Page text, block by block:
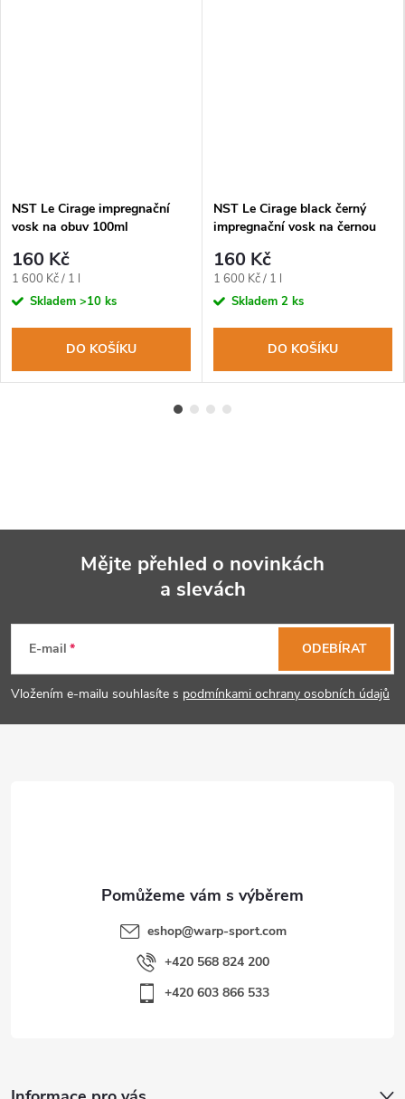
NST Le Cirage impregnační
vosk na obuv 100ml
160 Kč
Měrná
cena:
1 600 Kč / 1 l
Skladem >10 ks
DO KOŠÍKU
NST Le Cirage black černý
impregnační vosk na černou
160 Kč
Měrná
cena:
1 600 Kč / 1 l
Skladem 2 ks
DO KOŠÍKU
p
a
Mějte přehled o novinkách
a slevách
E-mail
Vložením e-mailu souhlasíte s podmínkami ochrany osobních údajů
ODEBÍRAT
eshop@warp-sport.com
+420 568 824 200
+420 603 866 533